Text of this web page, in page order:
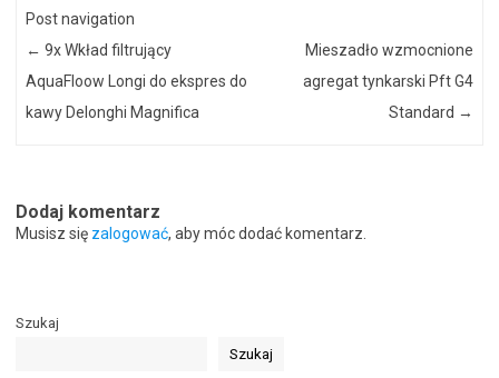
Post navigation
← 9x Wkład filtrujący
AquaFloow Longi do ekspres do
kawy Delonghi Magnifica
Mieszadło wzmocnione
agregat tynkarski Pft G4
Standard →
Dodaj komentarz
Musisz się zalogować, aby móc dodać komentarz.
Szukaj
Szukaj